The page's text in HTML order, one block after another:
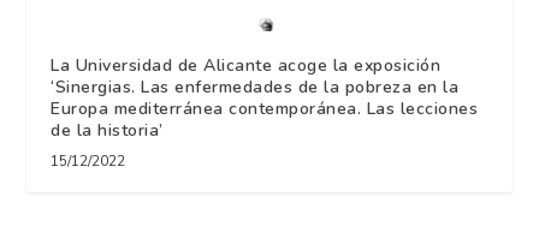
La Universidad de Alicante acoge la exposición
‘Sinergias. Las enfermedades de la pobreza en la
Europa mediterránea contemporánea. Las lecciones
de la historia’
15/12/2022